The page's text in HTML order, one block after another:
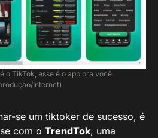
o TikTok, esse é o app pra você
Internet)
se um tiktoker de sucesso, é
com o TrendTok, uma